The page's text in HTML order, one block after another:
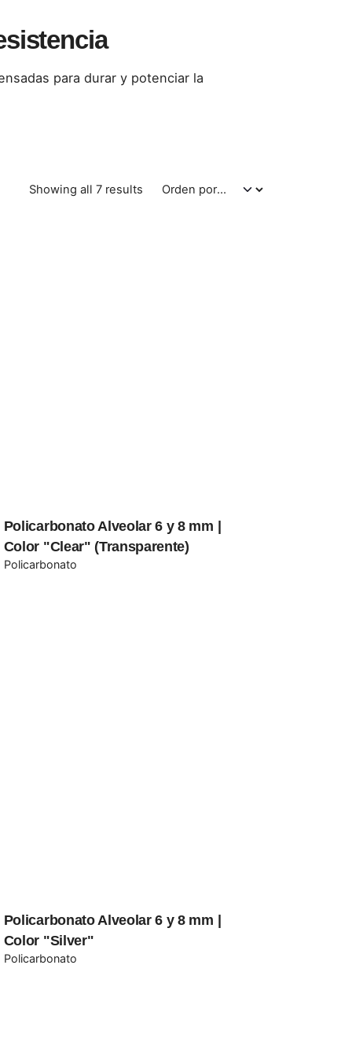
para durar y potenciar la
Showing all 7 results
Policarbonato Alveolar 6 y 8 mm |
Color "Clear" (Transparente)
Policarbonato
Policarbonato Alveolar 6 y 8 mm |
Color "Silver"
Policarbonato